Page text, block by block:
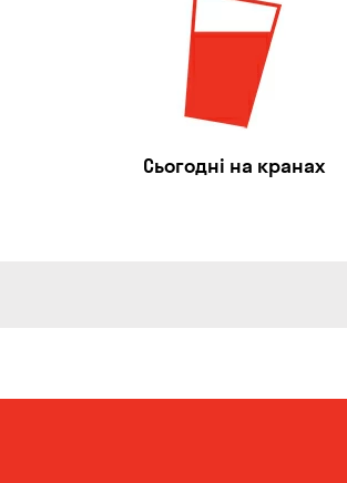
Сьогодні на кранах